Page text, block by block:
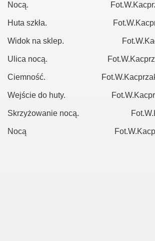
Nocą.
Huta szkła.
Widok na sklep.
Ulica nocą.
Ciemność.
Wejście do huty.
Skrzyżowanie nocą.
Nocą